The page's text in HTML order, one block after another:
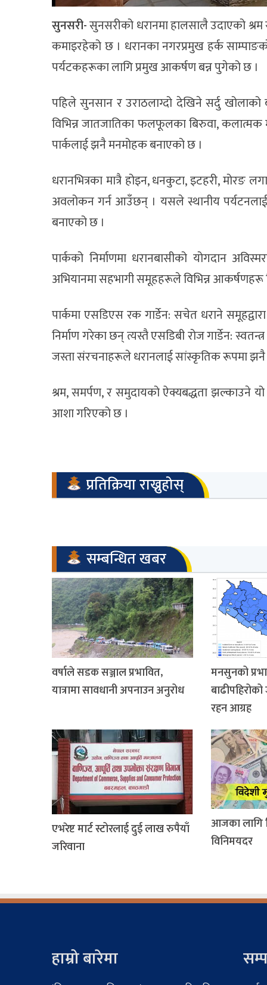
सुनसरी-सुनसरीको धरानमा हालसालै उदाएको
कमाइरहेको छ । धरानका नगरप्रमुख हर्क
पर्यटकहरूका लागि प्रमुख आकर्षण बन्न पुगेको छ ।
पहिले सुनसान र उराठलाग्दो देखिने सर्दु
विभिन्न जातजातिका फलफूलका बिरुवा, कलात्मक
पार्कलाई झनै मनमोहक बनाएको छ ।
धरानभित्रका मात्रै होइन, धनकुटा, इटहरी,
अवलोकन गर्न आउँछन् । यसले स्थानीय पर्यटनलाई
बनाएको छ ।
पार्कको निर्माणमा धरानबासीको योगदान
अभियानमा सहभागी समूहहरूले विभिन्न आकर्षणहरू
पार्कमा एसडिएस रक गार्डेन: सचेत धराने
निर्माण गरेका छन् त्यस्तै एसडिबी रोज गार्डेन:
जस्ता संरचनाहरूले धरानलाई सांस्कृतिक रूपमा झनै
श्रम, समर्पण, र समुदायको ऐक्यबद्धता झल्काउने
आशा गरिएको छ ।
प्रतिक्रिया राख्नुहोस्
सम्बन्धित खबर
वर्षाले सडक सञ्जाल प्रभावित,
यात्रामा सावधानी अपनाउन अनुरोध
मनसुनको
रहन आग्रह
एभरेष्ट मार्ट स्टोरलाई दुई लाख रुपैयाँ
जरिवाना
आजका लागि
विनिमयदर
हाम्रो बारेमा